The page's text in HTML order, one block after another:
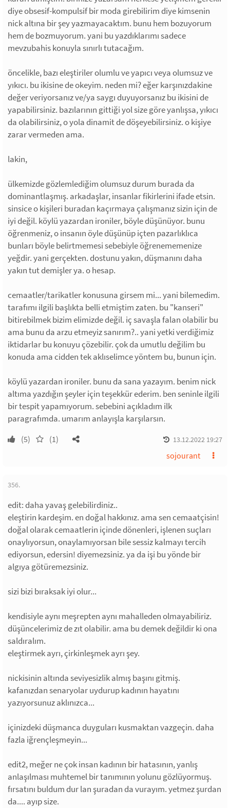
diye obsesif-kompulsif bir moda girebilirim diye kimsenin
nick altına bir şey yazmayacaktım. bunu hem bozuyorum
hem de bozmuyorum. yani bu yazdıklarımı sadece
mevzubahis konuyla sınırlı tutacağım.
öncelikle, bazı eleştiriler olumlu ve yapıcı veya olumsuz ve
yıkıcı. bu ikisine de okeyim. neden mi? eğer karşınızdakine
değer veriyorsanız ve/ya saygı duyuyorsanız bu ikisini de
yapabilirsiniz. bazılarının gittiği yol size göre yanlışsa, yıkıcı
da olabilirsiniz, o yola dinamit de döşeyebilirsiniz. o kişiye
zarar vermeden ama.
lakin,
ülkemizde gözlemlediğim olumsuz durum burada da
dominantlaşmış. arkadaşlar, insanlar fikirlerini ifade etsin.
sinsice o kişileri buradan kaçırmaya çalışmanız sizin için de
iyi değil. köylü yazardan ironiler, böyle düşünüyor. bunu
öğrenmeniz, o insanın öyle düşünüp içten pazarlıklıca
bunları böyle belirtmemesi sebebiyle öğrenememenize
yeğdir. yani gerçekten. dostunu yakın, düşmanını daha
yakın tut demişler ya. o hesap.
cemaatler/tarikatler konusuna girsem mi... yani bilemedim.
tarafımı ilgili başlıkta belli etmiştim zaten. bu "kanseri"
bitirebilmek bizim elimizde değil. iç savaşla falan olabilir bu
ama bunu da arzu etmeyiz sanırım?.. yani yetki verdiğimiz
iktidarlar bu konuyu çözebilir. çok da umutlu değilim bu
konuda ama cidden tek aklıselimce yöntem bu, bunun için.
köylü yazardan ironiler. bunu da sana yazayım. benim nick
altıma yazdığın şeyler için teşekkür ederim. ben seninle ilgili
bir tespit yapamıyorum. sebebini açıkladım ilk
paragrafımda. umarım anlayışla karşılarsın.
(5) (1) 13.12.2022 19:27
sojourant
356.
edit: daha yavaş gelebilirdiniz..
eleştirin kardeşim. en doğal hakkınız. ama sen cemaatçisin!
doğal olarak cemaatlerin içinde dönenleri, işlenen suçları
onaylıyorsun, onaylamıyorsan bile sessiz kalmayı tercih
ediyorsun, edersin! diyemezsiniz. ya da işi bu yönde bir
algıya götüremezsiniz.
sizi bizi bıraksak iyi olur...
kendisiyle aynı meşrepten aynı mahalleden olmayabiliriz.
düşüncelerimiz de zıt olabilir. ama bu demek değildir ki ona
saldıralım.
eleştirmek ayrı, çirkinleşmek ayrı şey.
nickisinin altında seviyesizlik almış başını gitmiş.
kafanızdan senaryolar uydurup kadının hayatını
yazıyorsunuz aklınızca...
içinizdeki düşmanca duyguları kusmaktan vazgeçin. daha
fazla iğrençleşmeyin...
edit2, meğer ne çok insan kadının bir hatasının, yanlış
anlaşılması muhtemel bir tanımının yolunu gözlüyormuş.
fırsatını buldum dur lan şuradan da vurayım. yetmez şurdan
da.... ayıp size.